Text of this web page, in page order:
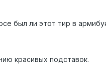
был ли этот тир в
красивых подставок.